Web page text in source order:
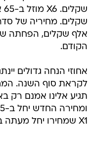
הקודם.
X1 שמחירו יחל מעתה ב-255 אלף שקלים.